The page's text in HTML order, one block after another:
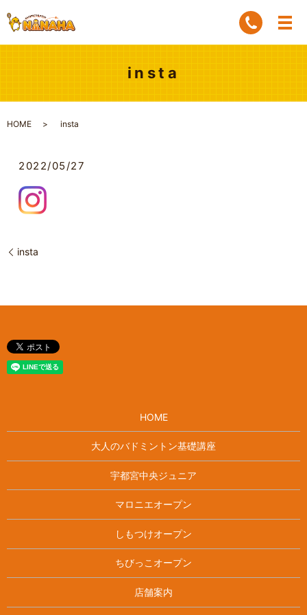
insta
HOME insta
2022/05/27
insta
HOME
大人のバドミントン基礎講座
宇都宮中央ジュニア
マロニエオープン
しもつけオープン
ちびっこオープン
店舗案内